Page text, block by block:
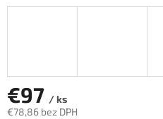
€97 / ks
€78,86 bez DPH